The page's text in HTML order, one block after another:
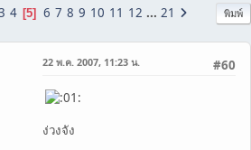
พิมพ์
4 5 6 7 8 9 10 11 12 ... 21
#60
22 พ.ค. 2007, 11:23 น.
ง่วงจัง